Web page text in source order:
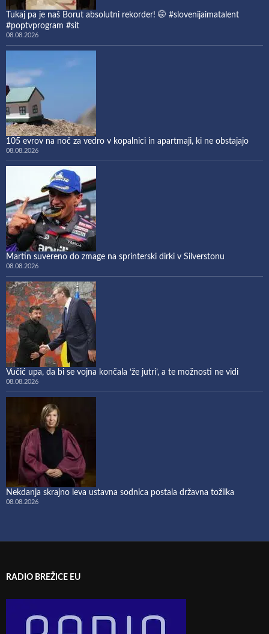
Tukaj pa je naš Borut absolutni rekorder! 🤭 #slovenijaimatalent
#poptvprogram #sit
08.08.2026
105 evrov na noč za vedro v kopalnici in apartmaji, ki ne obstajajo
08.08.2026
Martin suvereno do zmage na sprinterski dirki v Silverstonu
08.08.2026
Vučić upa, da bi se vojna končala ‘že jutri’, a te možnosti ne vidi
08.08.2026
Nekdanja skrajno leva ustavna sodnica postala državna tožilka
08.08.2026
RADIO BREŽICE EU